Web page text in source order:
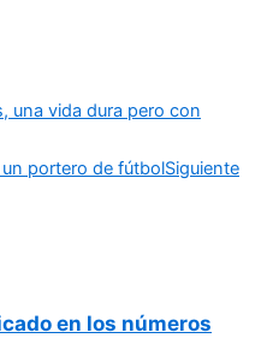
una vida dura pero con
portero de fútbolSiguiente
en los números